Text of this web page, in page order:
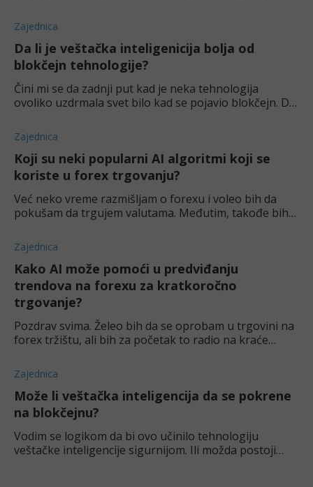
vremena. Čitam dosta o AI, pa mi je palo na pam
Zajednica
Da li je veštačka inteligenicija bolja od
blokčejn tehnologije?
Čini mi se da zadnji put kad je neka tehnologija
ovoliko uzdrmala svet bilo kad se pojavio blokčejn. Da
možda AI pretnja kriptovalutama?
Zajednica
Koji su neki popularni AI algoritmi koji se
koriste u forex trgovanju?
Već neko vreme razmišljam o forexu i voleo bih da
pokušam da trgujem valutama. Međutim, takođe bih
deluje kao da je mnogo brže i lakše. Da li
Zajednica
Kako AI može pomoći u predviđanju
trendova na forexu za kratkoročno
trgovanje?
Pozdrav svima. Želeo bih da se oprobam u trgovini na
forex tržištu, ali bih za početak to radio na kraće
kratkoročna zarada. Prijatelj mi je prep
Zajednica
Može li veštačka inteligencija da se pokrene
na blokčejnu?
Vodim se logikom da bi ovo učinilo tehnologiju
veštačke inteligencije sigurnijom. Ili možda postoji